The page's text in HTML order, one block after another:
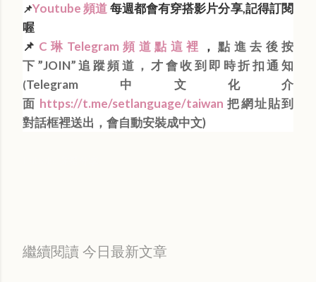
📌Youtube 頻道每週都會有穿搭影片分享,記得訂閱
喔
📌 C琳Telegram頻道點這裡 ， 點進去後按
下”JOIN”追蹤頻道，才會收到即時折扣通知
(Telegram中文化介
面 https://t.me/setlanguage/taiwan 把網址貼到
對話框裡送出，會自動安裝成中文)
繼續閱讀 今日最新文章